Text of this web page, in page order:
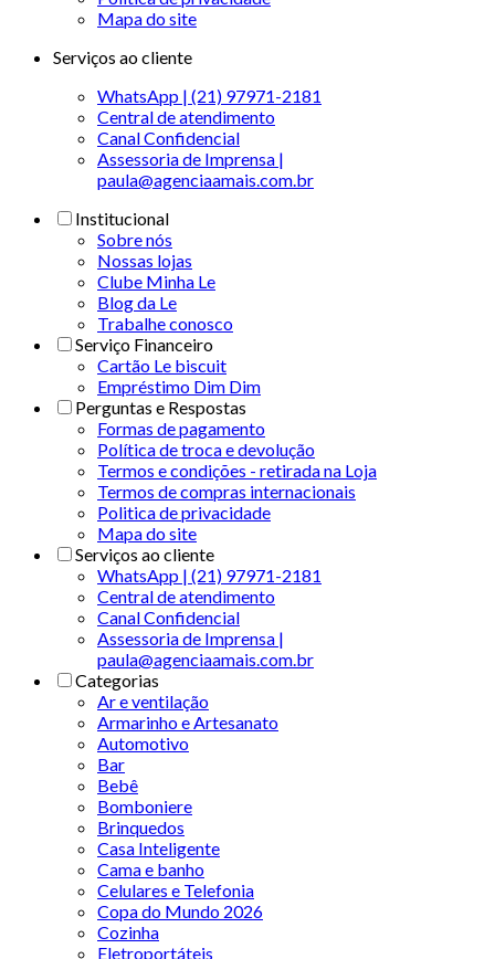
Mapa do site
Serviços ao cliente
WhatsApp | (21) 97971-2181
Central de atendimento
Canal Confidencial
Assessoria de Imprensa |
paula@agenciaamais.com.br
Institucional
Sobre nós
Nossas lojas
Clube Minha Le
Blog da Le
Trabalhe conosco
Serviço Financeiro
Cartão Le biscuit
Empréstimo Dim Dim
Perguntas e Respostas
Formas de pagamento
Política de troca e devolução
Termos e condições - retirada na Loja
Termos de compras internacionais
Politica de privacidade
Mapa do site
Serviços ao cliente
WhatsApp | (21) 97971-2181
Central de atendimento
Canal Confidencial
Assessoria de Imprensa |
paula@agenciaamais.com.br
Categorias
Ar e ventilação
Armarinho e Artesanato
Automotivo
Bar
Bebê
Bomboniere
Brinquedos
Casa Inteligente
Cama e banho
Celulares e Telefonia
Copa do Mundo 2026
Cozinha
Eletroportáteis